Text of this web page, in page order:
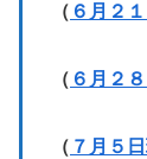
（ ６月２
（ ６月２
（ ７月５